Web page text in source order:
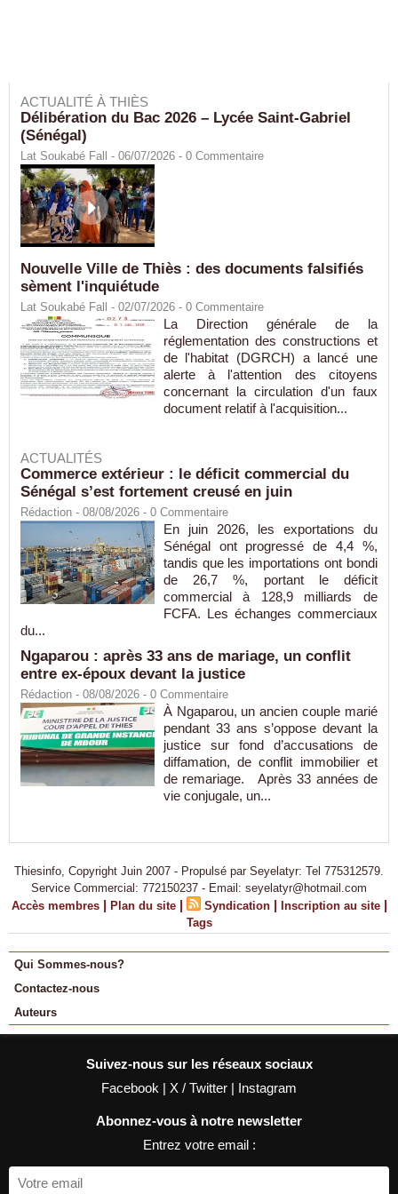
ACTUALITÉ À THIÈS
Délibération du Bac 2026 – Lycée Saint-Gabriel
(Sénégal)
Lat Soukabé Fall - 06/07/2026 - 0 Commentaire
Nouvelle Ville de Thiès : des documents falsifiés
sèment l'inquiétude
Lat Soukabé Fall - 02/07/2026 - 0 Commentaire
La Direction générale de la
réglementation des constructions et
de l'habitat (DGRCH) a lancé une
alerte à l'attention des citoyens
concernant la circulation d'un faux
document relatif à l'acquisition...
ACTUALITÉS
Commerce extérieur : le déficit commercial du
Sénégal s’est fortement creusé en juin
Rédaction - 08/08/2026 - 0 Commentaire
En juin 2026, les exportations du
Sénégal ont progressé de 4,4 %,
tandis que les importations ont bondi
de 26,7 %, portant le déficit
commercial à 128,9 milliards de
FCFA. Les échanges commerciaux
du...
Ngaparou : après 33 ans de mariage, un conflit
entre ex-époux devant la justice
Rédaction - 08/08/2026 - 0 Commentaire
À Ngaparou, un ancien couple marié
pendant 33 ans s’oppose devant la
justice sur fond d’accusations de
diffamation, de conflit immobilier et
de remariage. Après 33 années de
vie conjugale, un...
Thiesinfo, Copyright Juin 2007 - Propulsé par Seyelatyr: Tel 775312579.
Service Commercial: 772150237 - Email: seyelatyr@hotmail.com
Accès membres | Plan du site | Syndication | Inscription au site |
Tags
Qui Sommes-nous?
Contactez-nous
Auteurs
Suivez-nous sur les réseaux sociaux
Facebook | X / Twitter | Instagram
Abonnez-vous à notre newsletter
Entrez votre email :